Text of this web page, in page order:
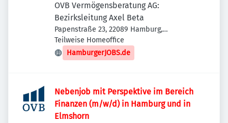
OVB Vermögensberatung AG:
Bezirksleitung Axel Beta
Papenstraße 23, 22089 Hamburg,
Deutschland
Teilweise Homeoffice
HamburgerJOBS.de
Nebenjob mit Perspektive im Bereich
Finanzen (m/w/d) in Hamburg und in
Elmshorn